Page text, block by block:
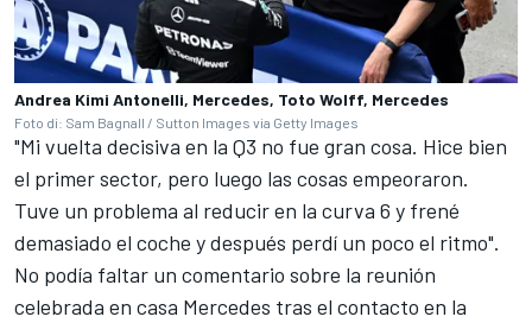
Andrea Kimi Antonelli, Mercedes, Toto Wolff, Mercedes
Foto di: Sam Bagnall / Sutton Images via Getty Images
"Mi vuelta decisiva en la Q3 no fue gran cosa. Hice bien
el primer sector, pero luego las cosas empeoraron.
Tuve un problema al reducir en la curva 6 y frené
demasiado el coche y después perdí un poco el ritmo".
No podía faltar un comentario sobre la reunión
celebrada en casa Mercedes tras el contacto en la